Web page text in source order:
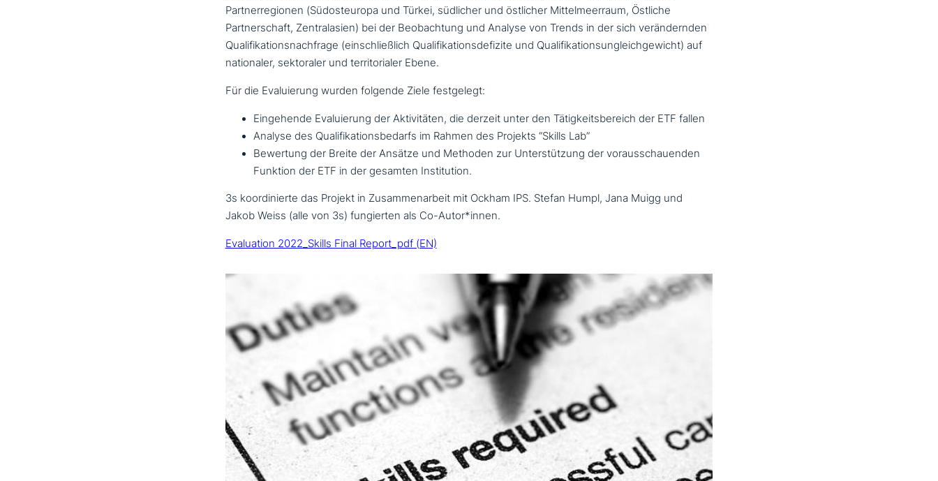
Partnerregionen (Südosteuropa und Türkei, südlicher und östlicher Mittelmeerraum, Östliche
Partnerschaft, Zentralasien) bei der Beobachtung und Analyse von Trends in der sich ver­än­dern­den
Qualifikationsnachfrage (ein­schließ­lich Qualifikationsdefizite und Qualifikationsungleichgewicht) auf
natio­na­ler, sek­to­ra­ler und ter­ri­to­ria­ler Ebene.
Für die Evaluierung wurden folgende Ziele festgelegt:
Eingehende Evaluierung der Aktivitäten, die derzeit unter den Tätigkeitsbereich der ETF fallen
Analyse des Qualifikationsbedarfs im Rahmen des Projekts “Skills Lab”
Bewertung der Breite der Ansätze und Methoden zur Unterstützung der vor­aus­schau­en­den
Funktion der ETF in der gesamten Institution.
3s koor­di­nier­te das Projekt in Zusammenarbeit mit Ockham IPS. Stefan Humpl, Jana Muigg und
Jakob Weiss (alle von 3s) fun­gier­ten als Co-Autor*innen.
Evaluation 2022_Skills Final Report_pdf (EN)